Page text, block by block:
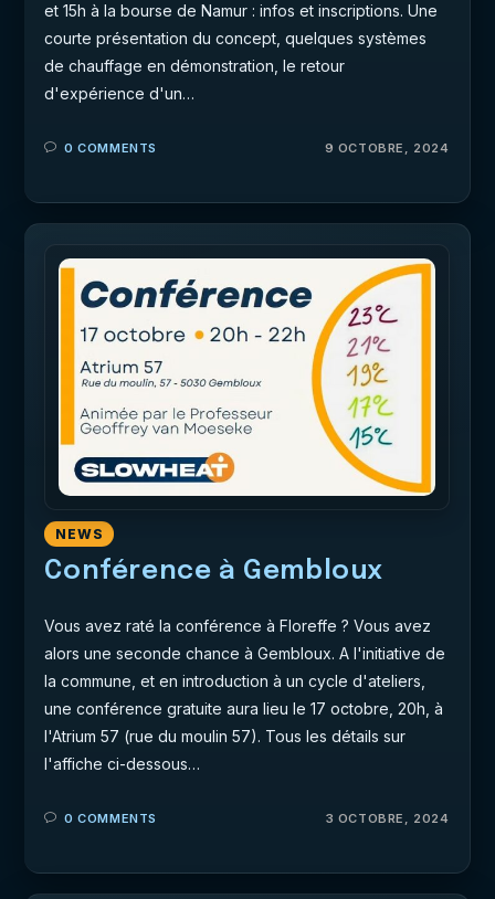
et 15h à la bourse de Namur : infos et inscriptions. Une
courte présentation du concept, quelques systèmes
de chauffage en démonstration, le retour
d'expérience d'un…
0 COMMENTS 9 OCTOBRE, 2024
NEWS
Conférence à Gembloux
Vous avez raté la conférence à Floreffe ? Vous avez
alors une seconde chance à Gembloux. A l'initiative de
la commune, et en introduction à un cycle d'ateliers,
une conférence gratuite aura lieu le 17 octobre, 20h, à
l'Atrium 57 (rue du moulin 57). Tous les détails sur
l'affiche ci-dessous…
0 COMMENTS 3 OCTOBRE, 2024